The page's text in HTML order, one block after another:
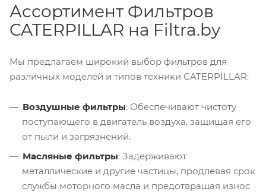
Ассортимент Фильтров
CATERPILLAR на Filtra.by
Мы предлагаем широкий выбор фильтров для
различных моделей и типов техники CATERPILLAR:
Воздушные фильтры: Обеспечивают чистоту
поступающего в двигатель воздуха, защищая его
от пыли и загрязнений.
Масляные фильтры: Задерживают
металлические и другие частицы, продлевая срок
службы моторного масла и предотвращая износ